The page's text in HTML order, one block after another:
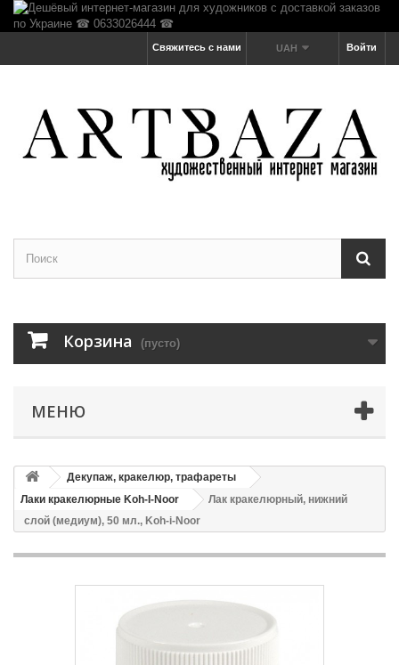
Войти
UAH
Свяжитесь с нами
Корзина (пусто)
МЕНЮ
Декупаж, кракелюр, трафареты
Лаки кракелюрные Koh-I-Noor
Лак кракелюрный, нижний
слой (медиум), 50 мл., Koh-i-Noor